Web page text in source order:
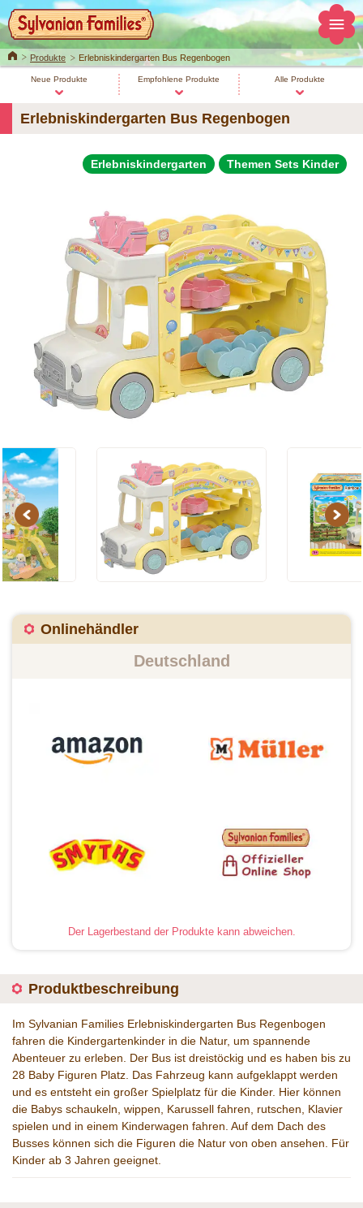
HomeProdukte Erlebniskindergarten Bus Regenbogen
Neue Produkte Empfohlene Produkte Alle Produkte
Erlebniskindergarten Bus Regenbogen
Erlebniskindergarten Themen Sets Kinder
Previous Next
Onlinehändler
Deutschland
Der Lagerbestand der Produkte kann abweichen.
Produktbeschreibung
Im Sylvanian Families Erlebniskindergarten Bus Regenbogen
fahren die Kindergartenkinder in die Natur, um spannende
Abenteuer zu erleben. Der Bus ist dreistöckig und es haben bis zu
28 Baby Figuren Platz. Das Fahrzeug kann aufgeklappt werden
und es entsteht ein großer Spielplatz für die Kinder. Hier können
die Babys schaukeln, wippen, Karussell fahren, rutschen, Klavier
spielen und in einem Kinderwagen fahren. Auf dem Dach des
Busses können sich die Figuren die Natur von oben ansehen. Für
Kinder ab 3 Jahren geeignet.